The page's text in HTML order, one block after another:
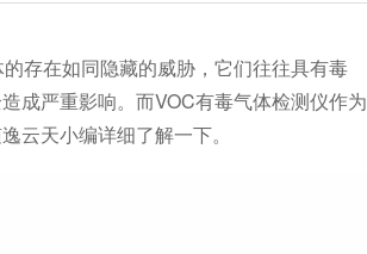
存在如同隐藏的威胁，它们往往具有毒
成严重影响。而VOC有毒气体检测仪作为
云天小编详细了解一下。